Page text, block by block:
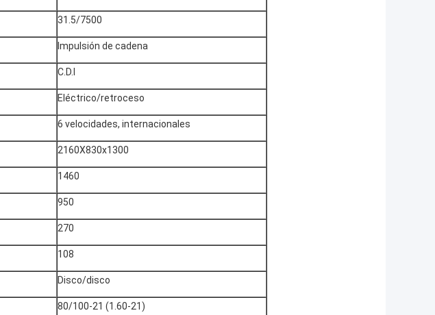
31.5/7500
Impulsión de cadena
C.D.I
Eléctrico/retroceso
6 velocidades, internacionales
2160X830x1300
1460
950
270
108
Disco/disco
80/100-21 (1.60-21)